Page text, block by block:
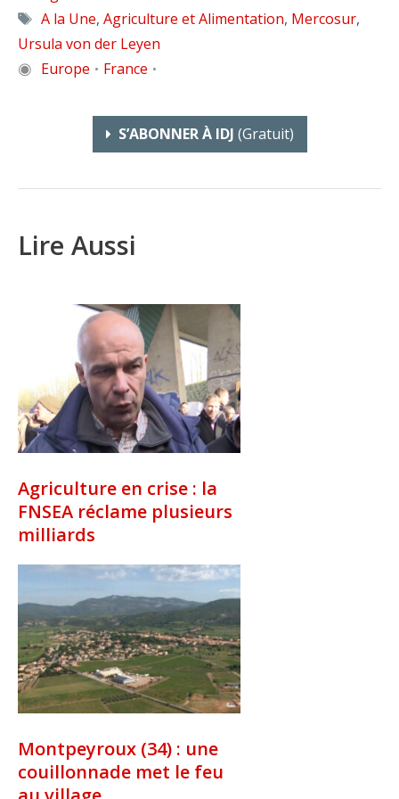
Étiquettes
A la Une, Agriculture et Alimentation, Mercosur,
Ursula von der Leyen
◉ Europe • France •
S’ABONNER À IDJ (gratuit)
Lire Aussi
Agriculture en crise : la
FNSEA réclame plusieurs
milliards
Montpeyroux (34) : une
couillonnade met le feu